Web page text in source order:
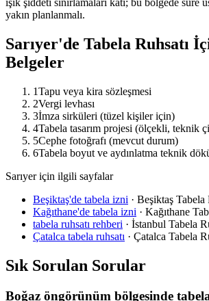
ışık şiddeti sınırlamaları katı; bu bölgede süre
yakın planlanmalı.
Sarıyer'de Tabela Ruhsatı
Belgeler
1Tapu veya kira sözleşmesi
2Vergi levhası
3İmza sirküleri (tüzel kişiler için)
4Tabela tasarım projesi (ölçekli, teknik
5Cephe fotoğrafı (mevcut durum)
6Tabela boyut ve aydınlatma teknik
Sarıyer için ilgili sayfalar
Beşiktaş'de tabela izni · Beşiktaş Tabela
Kağıthane'de tabela izni · Kağıthane
tabela ruhsatı rehberi · İstanbul Tabela
Çatalca tabela ruhsatı · Çatalca Tabela
Sık Sorulan Sorular
Boğaz öngörünüm bölgesinde